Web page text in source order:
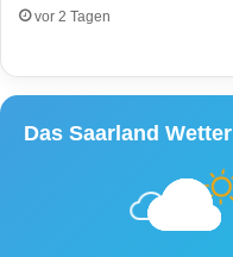
vor 2 Tagen
Das Saarland Wetter